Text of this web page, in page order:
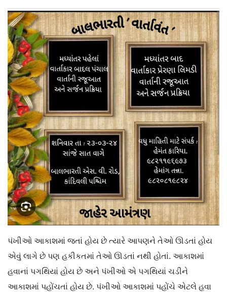
પંખીઓ આકાશમાં જતાં હોય છે ત્યારે આપણને તેઓ ઊડતાં હોય
એવું લાગે છે પણ હકીકતમાં તેઓ ઊડતાં નથી હોતાં. આકાશમાં
હવાનાં પગથિયાં હોય છે અને પંખીઓ એ પગથિયાં ચડીને
આકાશમાં પહોંચતાં હોય છે. પંખીઓ આકાશમાં પહોંચે એટલે હવા